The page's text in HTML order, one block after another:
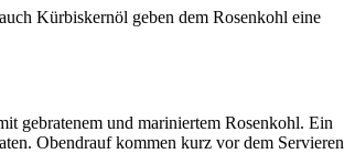
Kürbiskernöl geben dem Rosenkohl eine
gebratenem und mariniertem Rosenkohl. Ein
Obendrauf kommen kurz vor dem Servieren